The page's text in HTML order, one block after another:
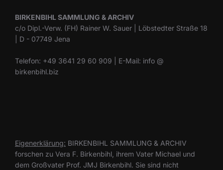
BIRKENBIHL SAMMLUNG & ARCHIV
c/o Dipl.-Verw. (FH) Rainer W. Sauer | Löbstedter Straße 18
| D - 07749 Jena
Telefon: +49 3641 29 60 909 | E-Mail: info @
birkenbihl.biz
Eigenerklärung: BIRKENBIHL SAMMLUNG & ARCHIV
forschen zu Vera F. Birkenbihl, ihrem Vater Michael und
dem Großvater Prof. JMJ Birkenbihl. Sie sind nicht